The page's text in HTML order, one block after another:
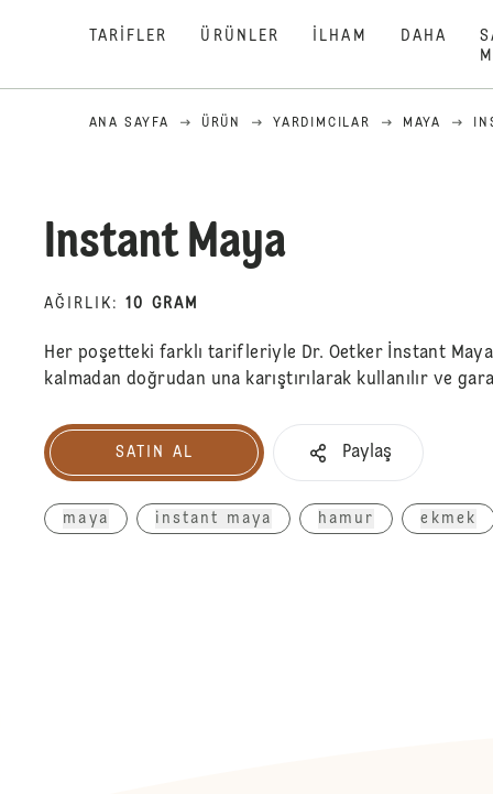
TARIFLER ÜRÜNLER İLHAM DAHA
ANA SAYFA ÜRÜN YARDIMCILAR MAYA
Instant Maya
AĞIRLIK : 10 GRAM
Her poşetteki farklı tarifleriyle Dr. Oetker İnstant
kalmadan doğrudan una karıştırılarak kullanılır ve
Satın Al SATIN AL Paylaş
maya instant maya hamur ekmek